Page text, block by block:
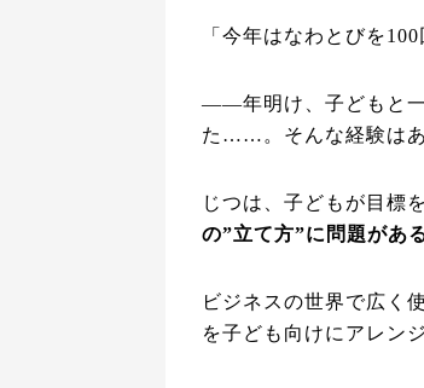
「今年はなわとびを
——年明け、子どもと一
た……。そんな経験はあ
じつは、子どもが目標
の”立て方”に問題があ
ビジネスの世界で広く
を子ども向けにアレン